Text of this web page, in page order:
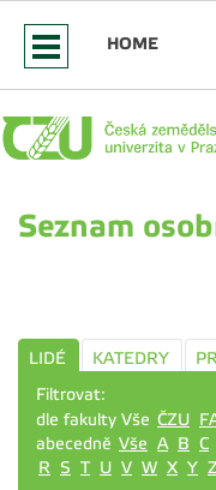
HOME
Seznam
LIDÉ KATEDRY
Filtrovat:
dle fakulty Vše ČZU
abecedně Vše A B C
R S T U V W X Y